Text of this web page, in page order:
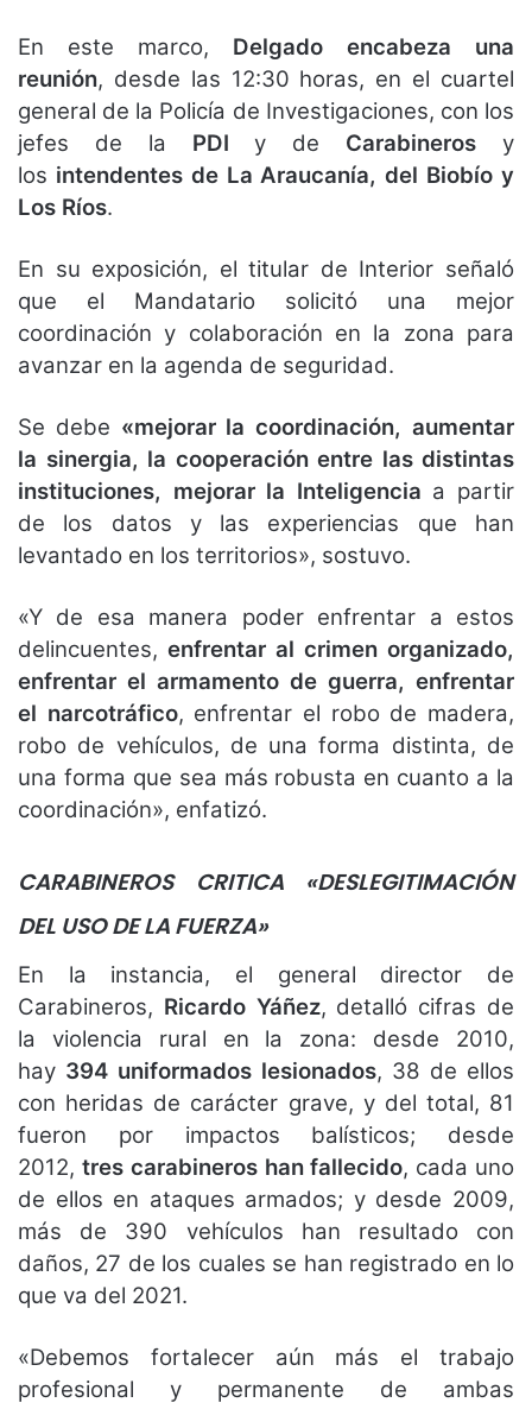
En este marco, Delgado encabeza una
reunión, desde las 12:30 horas, en el cuartel
general de la Policía de Investigaciones, con los
jefes de la PDI y de Carabineros y
los intendentes de La Araucanía, del Biobío y
Los Ríos.
En su exposición, el titular de Interior señaló
que el Mandatario solicitó una mejor
coordinación y colaboración en la zona para
avanzar en la agenda de seguridad.
Se debe «mejorar la coordinación, aumentar
la sinergia, la cooperación entre las distintas
instituciones, mejorar la Inteligencia a partir
de los datos y las experiencias que han
levantado en los territorios», sostuvo.
«Y de esa manera poder enfrentar a estos
delincuentes, enfrentar al crimen organizado,
enfrentar el armamento de guerra, enfrentar
el narcotráfico, enfrentar el robo de madera,
robo de vehículos, de una forma distinta, de
una forma que sea más robusta en cuanto a la
coordinación», enfatizó.
CARABINEROS CRITICA «DESLEGITIMACIÓN
DEL USO DE LA FUERZA»
En la instancia, el general director de
Carabineros, Ricardo Yáñez, detalló cifras de
la violencia rural en la zona: desde 2010,
hay 394 uniformados lesionados, 38 de ellos
con heridas de carácter grave, y del total, 81
fueron por impactos balísticos; desde
2012, tres carabineros han fallecido, cada uno
de ellos en ataques armados; y desde 2009,
más de 390 vehículos han resultado con
daños, 27 de los cuales se han registrado en lo
que va del 2021.
«Debemos fortalecer aún más el trabajo
profesional y permanente de ambas